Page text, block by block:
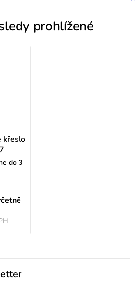
prohlížené
křeslo
do 3